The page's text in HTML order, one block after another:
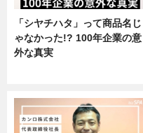
「シヤチハタ」って商品名じ
ゃなかった!? 100年企業の意
外な真実